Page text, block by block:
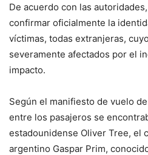
De acuerdo con las
confirmar oficialmente la
víctimas, todas extranjeras,
severamente afectados por el
impacto.
Según el manifiesto de vuelo
entre los pasajeros se
estadounidense Oliver Tree, el
argentino Gaspar Prim,